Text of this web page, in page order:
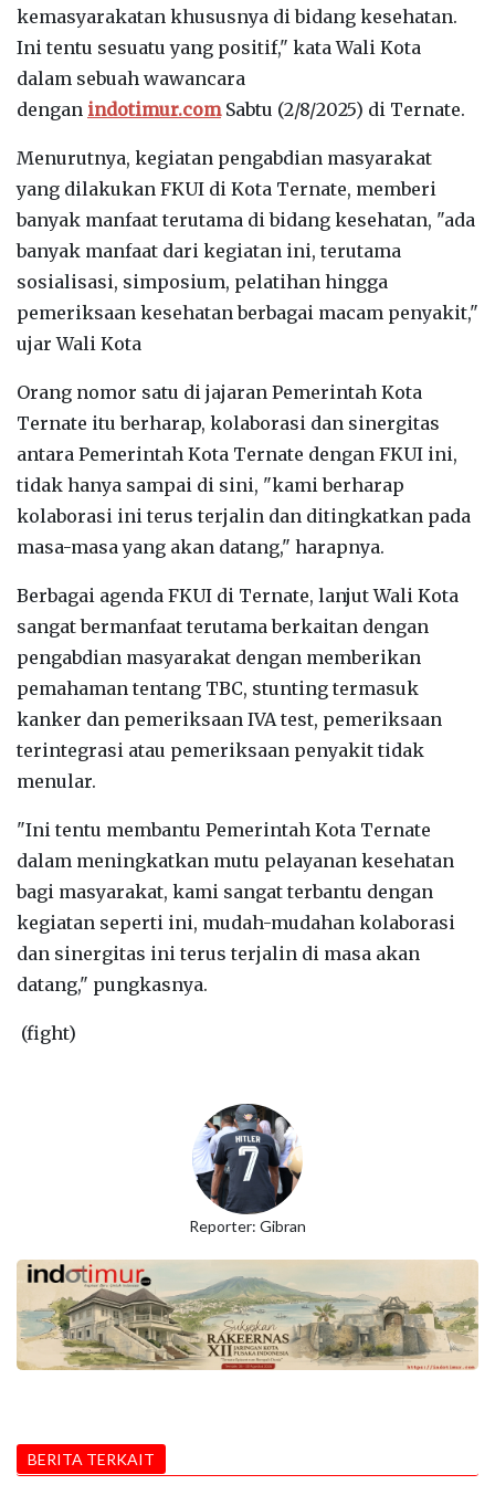
kemasyarakatan khususnya di bidang kesehatan.
Ini tentu sesuatu yang positif," kata Wali Kota
dalam sebuah wawancara
dengan indotimur.comSabtu (2/8/2025) di Ternate.
Menurutnya, kegiatan pengabdian masyarakat
yang dilakukan FKUI di Kota Ternate, memberi
banyak manfaat terutama di bidang kesehatan, "ada
banyak manfaat dari kegiatan ini, terutama
sosialisasi, simposium, pelatihan hingga
pemeriksaan kesehatan berbagai macam penyakit,"
ujar Wali Kota
Orang nomor satu di jajaran Pemerintah Kota
Ternate itu berharap, kolaborasi dan sinergitas
antara Pemerintah Kota Ternate dengan FKUI ini,
tidak hanya sampai di sini, "kami berharap
kolaborasi ini terus terjalin dan ditingkatkan pada
masa-masa yang akan datang," harapnya.
Berbagai agenda FKUI di Ternate, lanjut Wali Kota
sangat bermanfaat terutama berkaitan dengan
pengabdian masyarakat dengan memberikan
pemahaman tentang TBC, stunting termasuk
kanker dan pemeriksaan IVA test, pemeriksaan
terintegrasi atau pemeriksaan penyakit tidak
menular.
"Ini tentu membantu Pemerintah Kota Ternate
dalam meningkatkan mutu pelayanan kesehatan
bagi masyarakat, kami sangat terbantu dengan
kegiatan seperti ini, mudah-mudahan kolaborasi
dan sinergitas ini terus terjalin di masa akan
datang," pungkasnya.
(fight)
Reporter: Gibran
BERITA TERKAIT